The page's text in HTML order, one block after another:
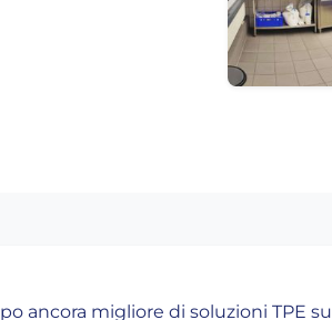
ancora migliore di soluzioni TPE su